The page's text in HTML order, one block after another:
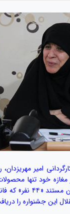
نفر» به کارگردانی امیر
خود تنها
خانم جعفری به عنوان
این جشنواره را